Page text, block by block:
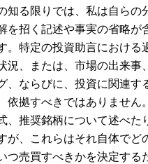
知る限りでは、私は自らの
を招く記述や事実の省略が
。特定の投資助言における
況、または、市場の出来事
、ならびに、投資に関連す
依拠すべきではありません
、推奨銘柄について述べた
が、これらはそれ自体でど
つ売買すべきかを決定する